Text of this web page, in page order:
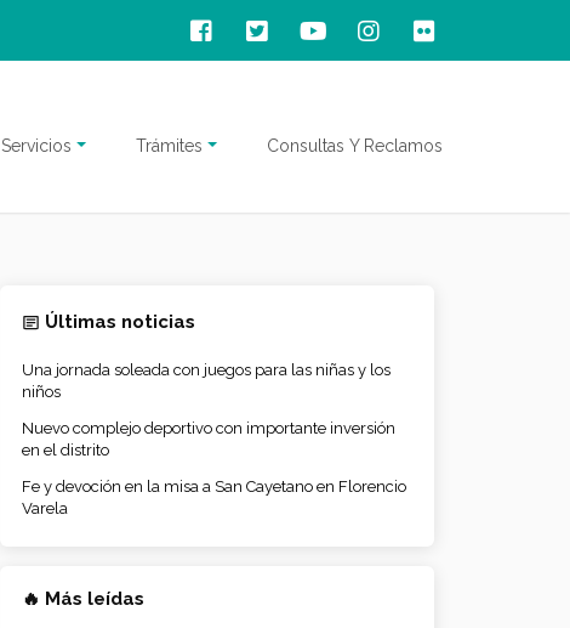
Servicios Trámites Consultas Y Reclamos
Últimas noticias
Una jornada soleada con juegos para las niñas y los
niños
Nuevo complejo deportivo con importante inversión
en el distrito
Fe y devoción en la misa a San Cayetano en Florencio
Varela
🔥 Más leídas